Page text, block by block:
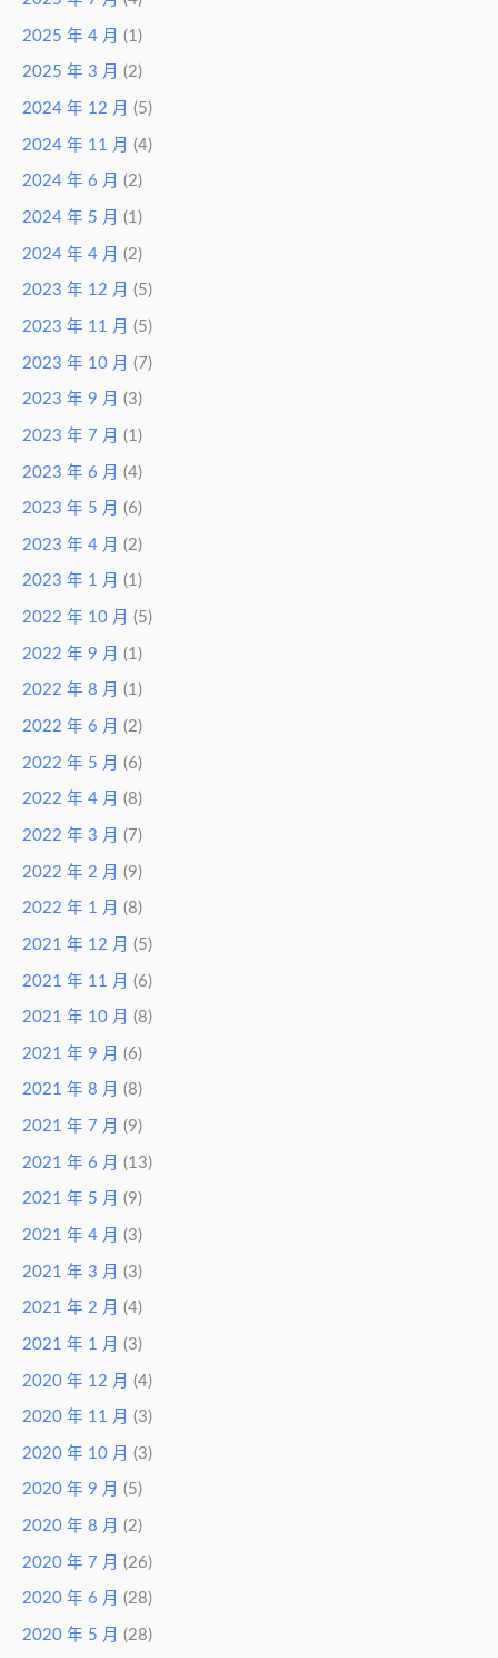
2025 年 4 月 (1)
2025 年 3 月 (2)
2024 年 12 月 (5)
2024 年 11 月 (4)
2024 年 6 月 (2)
2024 年 5 月 (1)
2024 年 4 月 (2)
2023 年 12 月 (5)
2023 年 11 月 (5)
2023 年 10 月 (7)
2023 年 9 月 (3)
2023 年 7 月 (1)
2023 年 6 月 (4)
2023 年 5 月 (6)
2023 年 4 月 (2)
2023 年 1 月 (1)
2022 年 10 月 (5)
2022 年 9 月 (1)
2022 年 8 月 (1)
2022 年 6 月 (2)
2022 年 5 月 (6)
2022 年 4 月 (8)
2022 年 3 月 (7)
2022 年 2 月 (9)
2022 年 1 月 (8)
2021 年 12 月 (5)
2021 年 11 月 (6)
2021 年 10 月 (8)
2021 年 9 月 (6)
2021 年 8 月 (8)
2021 年 7 月 (9)
2021 年 6 月 (13)
2021 年 5 月 (9)
2021 年 4 月 (3)
2021 年 3 月 (3)
2021 年 2 月 (4)
2021 年 1 月 (3)
2020 年 12 月 (4)
2020 年 11 月 (3)
2020 年 10 月 (3)
2020 年 9 月 (5)
2020 年 8 月 (2)
2020 年 7 月 (26)
2020 年 6 月 (28)
2020 年 5 月 (28)